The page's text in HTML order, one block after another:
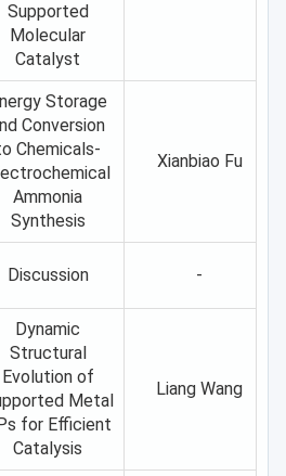
Supported
Molecular
Catalyst
Storage
Conversion
Chemicals-
Ammonia
Synthesis
Xianbiao Fu
Discussion -
Dynamic
Structural
Evolution of
Metal
for Efficient
Catalysis
Liang Wang